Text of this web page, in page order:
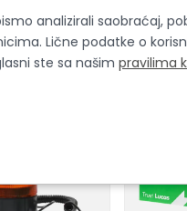
analizirali saobraćaj,
Lične podatke o
ste sa našim pravilima